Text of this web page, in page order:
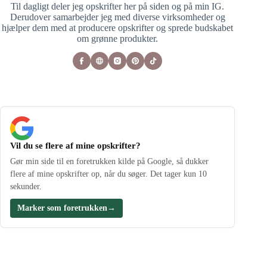
Til dagligt deler jeg opskrifter her på siden og på min IG.
Derudover samarbejder jeg med diverse virksomheder og
hjælper dem med at producere opskrifter og sprede budskabet
om grønne produkter.
Vil du se flere af mine opskrifter?
Gør min side til en foretrukken kilde på Google, så dukker
flere af mine opskrifter op, når du søger. Det tager kun 10
sekunder.
Marker som foretrukken →